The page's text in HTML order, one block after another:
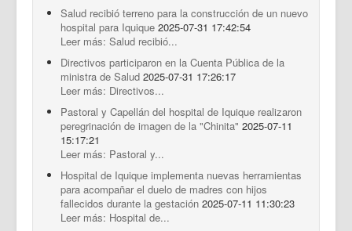
Salud recibió terreno para la construcción de un nuevo
hospital para Iquique 2025-07-31 17:42:54
Leer más: Salud recibió...
Directivos participaron en la Cuenta Pública de la
ministra de Salud 2025-07-31 17:26:17
Leer más: Directivos...
Pastoral y Capellán del hospital de Iquique realizaron
peregrinación de imagen de la "Chinita" 2025-07-11
15:17:21
Leer más: Pastoral y...
Hospital de Iquique implementa nuevas herramientas
para acompañar el duelo de madres con hijos
fallecidos durante la gestación 2025-07-11 11:30:23
Leer más: Hospital de...